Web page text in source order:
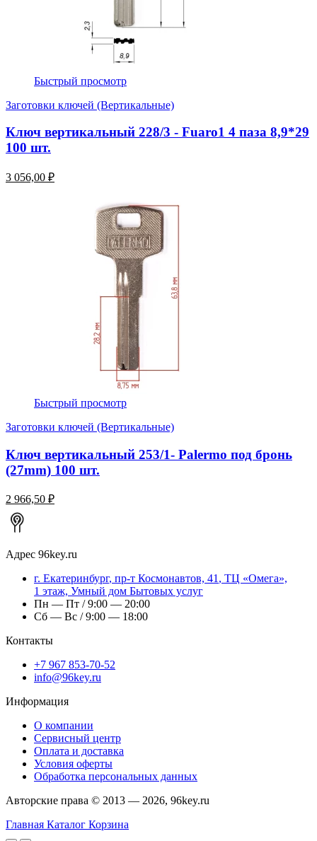
Быстрый просмотр
Заготовки ключей (Вертикальные)
Ключ вертикальный 228/3 - Fuaro1 4 паза 8,9*29
100 шт.
3 056,00 ₽
Быстрый просмотр
Заготовки ключей (Вертикальные)
Ключ вертикальный 253/1- Palermo под бронь
(27mm) 100 шт.
2 966,50 ₽
Адрес 96key.ru
г. Екатеринбург, пр-т Космонавтов, 41, ТЦ «Омега»,
1 этаж, Умный дом Бытовых услуг
Пн — Пт / 9:00 — 20:00
Сб — Вс / 9:00 — 18:00
Контакты
+7 967 853-70-52
info@96key.ru
Информация
О компании
Сервисный центр
Оплата и доставка
Условия оферты
Обработка персональных данных
Авторские права © 2013 — 2026, 96key.ru
Главная Каталог Корзина